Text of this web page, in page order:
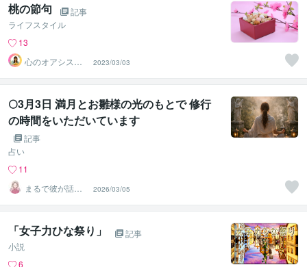
桃の節句
記事
ライフスタイル
13
心のオアシス♡
ゆきこ
2023/03/03
🌕3月3日 満月とお雛様の光のもとで 修行
の時間をいただいています
記事
占い
11
まるで彼が話し
てるかのように
お届けl運子
2026/03/05
「女子力ひな祭り」
記事
小説
6